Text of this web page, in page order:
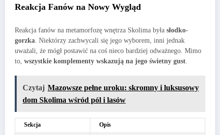
Reakcja Fanów na Nowy Wygląd
Reakcja fanów na metamorfozę wnętrza Skolima była słodko-
gorzka . Niektórzy zachwycali się jego wyborem, inni jednak
uważali, że mógł postawić na coś nieco bardziej odważnego. Mimo
to, wszystkie komplementy wskazują na jego świetny gust
Czytaj Mazowsze pełne uroku: skromny i luksusowy
dom Skolima wśród pól i lasów
Sekcja Opis